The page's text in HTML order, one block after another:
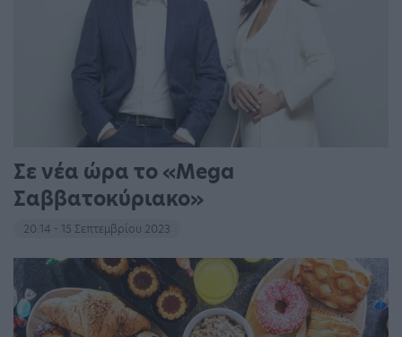
Σε νέα ώρα το «Mega
Σαββατοκύριακο»
20:14 - 15 Σεπτεμβρίου 2023